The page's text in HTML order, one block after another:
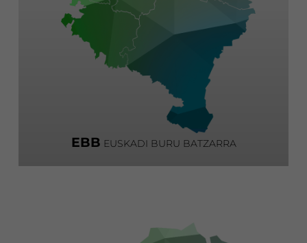
EBB EUSKADI BURU BATZARRA